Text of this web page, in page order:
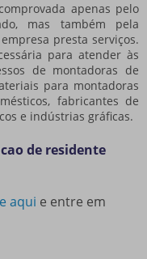
apenas pelo
mas também pela
presta serviços.
para atender às
de montadoras de
para montadoras
fabricantes de
e indústrias gráficas.
de residente
aqui e entre em